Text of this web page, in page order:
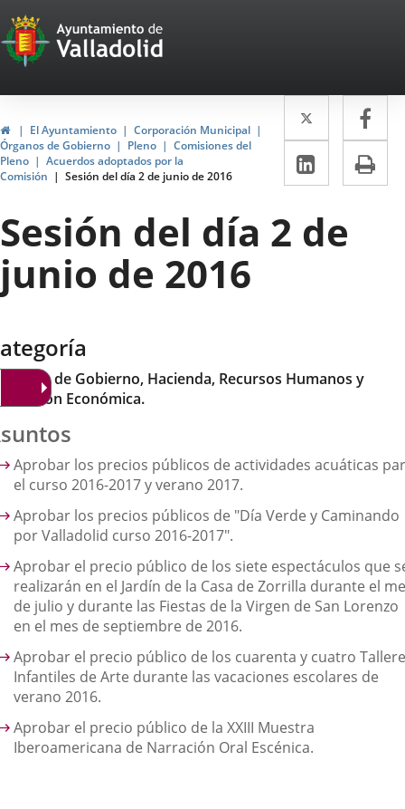
Portal
Web
del
Ayuntamiento
de
Valladolid
InicioEl Ayuntamiento
Corporación Municipal
Órganos de Gobierno
Pleno
Comisiones del
Pleno
Acuerdos adoptados por la
Comisión
Sesión del día 2 de junio de 2016
Twitter
Enlace
a
una
externa.
a
LinkedIn
Enlace
a
una
Sesión del día 2 de
junio de 2016
de Gobierno, Hacienda, Recursos Humanos y
Económica.
Aprobar los precios públicos de actividades acuáticas
el curso 2016-2017 y verano 2017.
Aprobar los precios públicos de "Día Verde y Caminando
por Valladolid curso 2016-2017".
Aprobar el precio público de los siete espectáculos que
realizarán en el Jardín de la Casa de Zorrilla durante el
de julio y durante las Fiestas de la Virgen de San Lorenzo
en el mes de septiembre de 2016.
Aprobar el precio público de los cuarenta y cuatro
Infantiles de Arte durante las vacaciones escolares de
verano 2016.
Aprobar el precio público de la XXIII Muestra
Iberoamericana de Narración Oral Escénica.